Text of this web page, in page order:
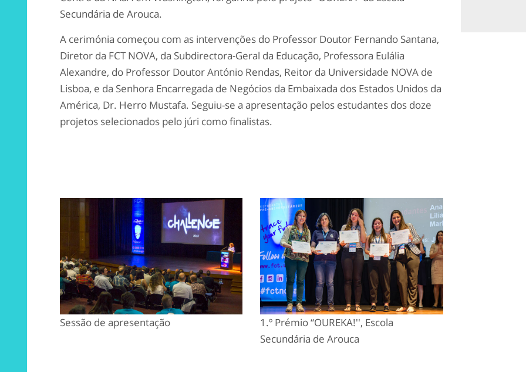
Secundária de Arouca.
A cerimónia começou com as intervenções do Professor Doutor Fernando Santana,
Diretor da FCT NOVA, da Subdirectora-Geral da Educação, Professora Eulália
Alexandre, do Professor Doutor António Rendas, Reitor da Universidade NOVA de
Lisboa, e da Senhora Encarregada de Negócios da Embaixada dos Estados Unidos da
América, Dr. Herro Mustafa. Seguiu-se a apresentação pelos estudantes dos doze
projetos selecionados pelo júri como finalistas.
Sessão de apresentação
1.º Prémio “OUREKA!'', Escola
Secundária de Arouca